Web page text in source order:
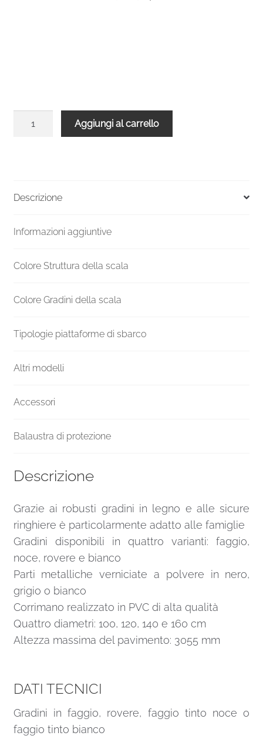
120
diametro
Aggiungi al carrello
Descrizione
Informazioni aggiuntive
Colore Struttura della scala
Colore Gradini della scala
Tipologie piattaforme di sbarco
Altri modelli
Accessori
Balaustra di protezione
Descrizione
Grazie ai robusti gradini in legno e alle sicure
ringhiere è particolarmente adatto alle famiglie
Gradini disponibili in quattro varianti: faggio,
noce, rovere e bianco
Parti metalliche verniciate a polvere in nero,
grigio o bianco
Corrimano realizzato in PVC di alta qualità
Quattro diametri: 100, 120, 140 e 160 cm
Altezza massima del pavimento: 3055 mm
DATI TECNICI
Gradini in faggio, rovere, faggio tinto noce o
faggio tinto bianco